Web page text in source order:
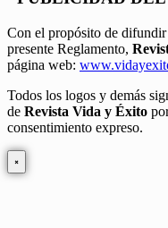
Con el propósito de difundir
presente Reglamento,
página web:
Todos los logos y demás
de Revista Vida y Éxito
consentimiento expreso.
×